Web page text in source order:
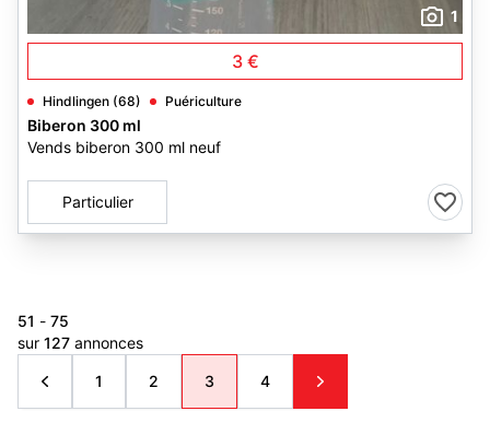
1
3 €
Hindlingen (68) Puériculture
Biberon 300 ml
Vends biberon 300 ml neuf
Particulier
51 - 75
sur 127 annonces
1 2 3 4